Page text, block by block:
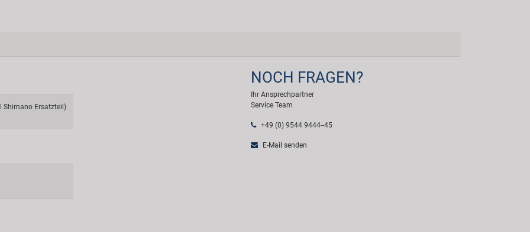
Shimano Ersatzteil)
NOCH FRAGEN?
Ihr Ansprechpartner
Service Team
+49 (0) 9544 9444--45
E-Mail senden